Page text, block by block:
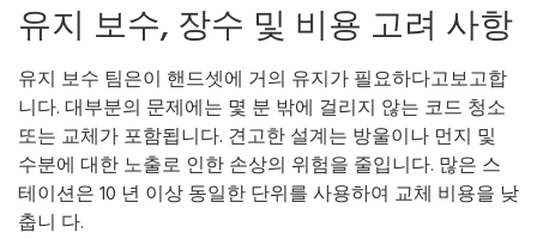
유지 보수, 장수 및 비용 고려 사항
유지 보수 팀은이 핸드셋에 거의 유지가 필요하다고보고합
니다. 대부분의 문제에는 몇 분 밖에 걸리지 않는 코드 청소
또는 교체가 포함됩니다. 견고한 설계는 방울이나 먼지 및
수분에 대한 노출로 인한 손상의 위험을 줄입니다. 많은 스
테이션은 10 년 이상 동일한 단위를 사용하여 교체 비용을 낮
춥니 다.